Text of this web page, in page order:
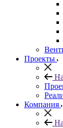
Проекты
Компания